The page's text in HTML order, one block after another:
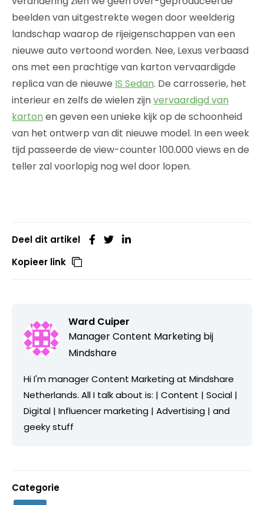
beelden van uitgestrekte wegen door weelderig
landschap waarop de rijeigenschappen van een
nieuwe auto vertoond worden. Nee, Lexus verbaasd
ons met een prachtige van karton vervaardigde
replica van de nieuwe IS Sedan. De carrosserie, het
interieur en zelfs de wielen zijnvervaardigd van
karton en geven een unieke kijk op de schoonheid
van het ontwerp van dit nieuwe model. In een week
tijd passeerde de view-counter 100.000 views en de
teller zal voorlopig nog wel door lopen.
Deel dit artikel
Kopieer link
Ward Cuiper
Manager Content Marketing bij
Mindshare
Hi I'm manager Content Marketing at Mindshare
Netherlands. All I talk about is: | Content | Social |
Digital | Influencer marketing | Advertising | and
geeky stuff
Categorie